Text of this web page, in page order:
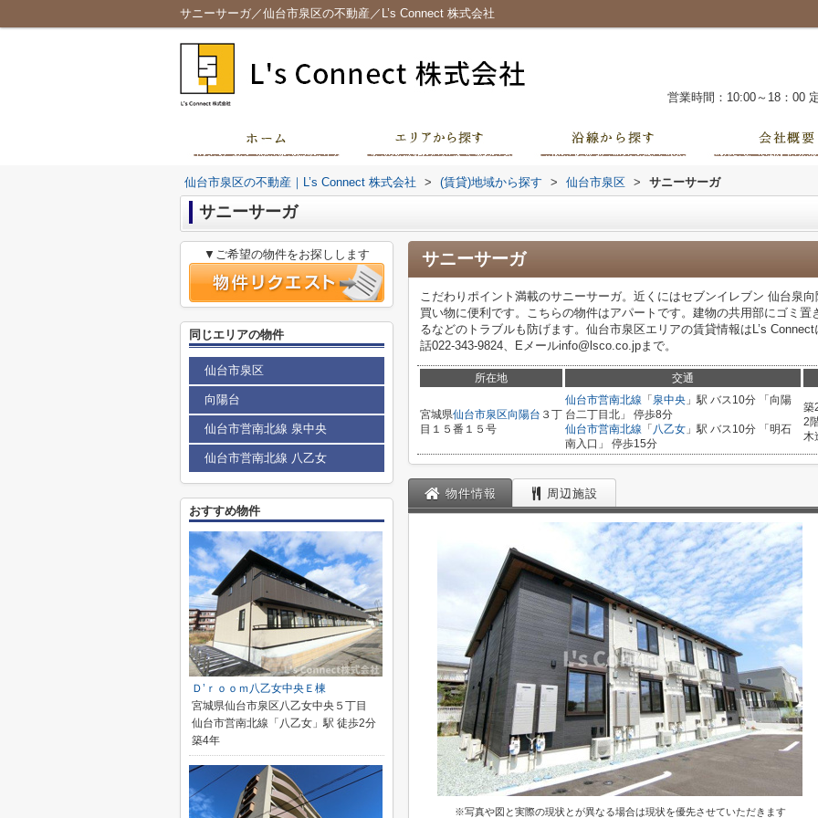
サニーサーガ／仙台市泉区の不動産／L’s Connect 株式会社
営業時間：10:00～18：00
仙台市泉区の不動産｜L’s Connect 株式会社 > (賃貸)地域から探す > 仙台市泉区 > サニーサーガ
サニーサーガ
サニーサーガ
こだわりポイント満載のサニーサーガ。近くにはセブンイレブン 仙台泉
買い物に便利です。こちらの物件はアパートです。建物の共用部にゴミ
るなどのトラブルも防げます。仙台市泉区エリアの賃貸情報はL’s
話022-343-9824、Eメールinfo@lsco.co.jpまで。
所在地 交通
宮城県仙台市泉区向陽台 ３丁
目１５番１５号
仙台市営南北線 「 泉中央 」駅 バス10分 「向陽
台二丁目北」 停歩8分
仙台市営南北線 「 八乙女 」駅 バス10分 「明石
南入口」 停歩15分
築
2
木
物件情報 周辺施設
※写真や図と実際の現状とが異なる場合は現状を優先させていただきます
▼ご希望の物件をお探しします
同じエリアの物件
仙台市泉区
向陽台
仙台市営南北線 泉中央
仙台市営南北線 八乙女
おすすめ物件
Ｄ’ｒｏｏｍ八乙女中央Ｅ棟
宮城県仙台市泉区八乙女中央５丁目
仙台市営南北線「八乙女」駅 徒歩2分
築4年